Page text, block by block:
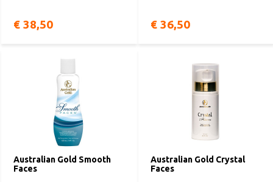
€ 38,50 € 36,50
Australian Gold Smooth
Faces
Australian Gold Crystal
Faces